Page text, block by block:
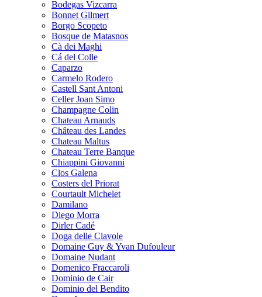
Bodegas Vizcarra
Bonnet Gilmert
Borgo Scopeto
Bosque de Matasnos
Cà dei Maghi
Cá del Colle
Caparzo
Carmelo Rodero
Castell Sant Antoni
Celler Joan Simo
Champagne Colin
Chateau Arnauds
Château des Landes
Chateau Maltus
Chateau Terre Banque
Chiappini Giovanni
Clos Galena
Costers del Priorat
Courtault Michelet
Damilano
Diego Morra
Dirler Cadé
Doga delle Clavole
Domaine Guy & Yvan Dufouleur
Domaine Nudant
Domenico Fraccaroli
Dominio de Cair
Dominio del Bendito